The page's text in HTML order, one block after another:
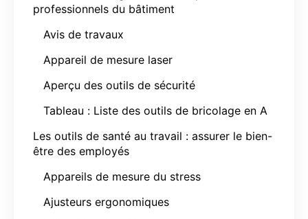
professionnels du bâtiment
Avis de travaux
Appareil de mesure laser
Aperçu des outils de sécurité
Tableau : Liste des outils de bricolage en A
Les outils de santé au travail : assurer le bien-
être des employés
Appareils de mesure du stress
Ajusteurs ergonomiques